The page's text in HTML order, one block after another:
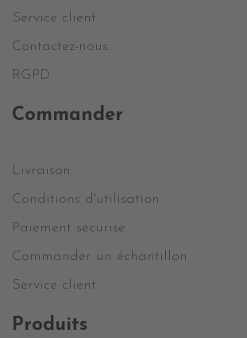
Service client
Contactez-nous
RGPD
Commander
Livraison
Conditions d'utilisation
Paiement sécurisé
Commander un échantillon
Service client
Produits